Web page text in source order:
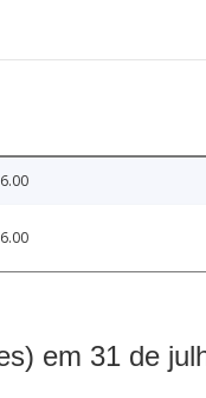
6.00
6.00
em 31 de